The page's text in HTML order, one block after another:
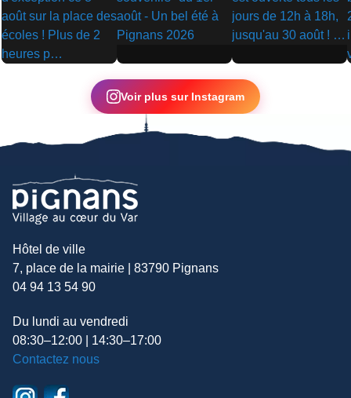
▶
▶ ▶
Voir plus sur Instagram
Hôtel de ville
7, place de la mairie | 83790 Pignans
04 94 13 54 90
Du lundi au vendredi
08:30–12:00 | 14:30–17:00
Contactez nous